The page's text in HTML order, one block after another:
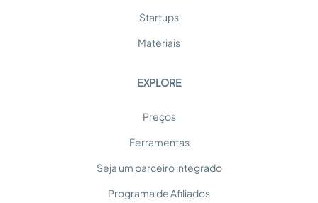
Startups
Materiais
EXPLORE
Preços
Ferramentas
Seja um parceiro integrado
Programa de Afiliados